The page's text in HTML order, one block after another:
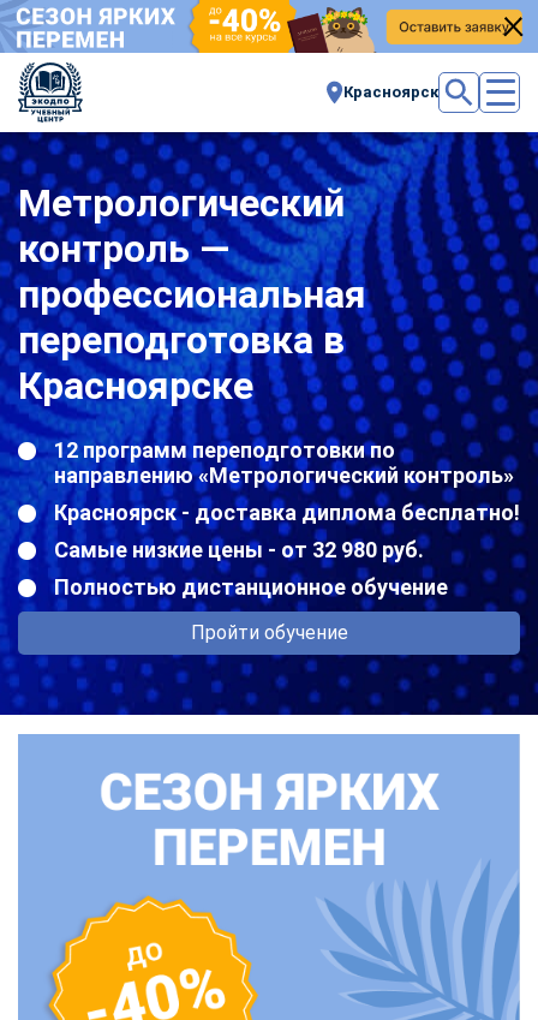
Красноярск
Метрологический
контроль —
профессиональная
переподготовка в
Красноярске
12 программ переподготовки по
направлению «Метрологический контроль»
Красноярск - доставка диплома бесплатно!
Самые низкие цены - от 32 980 руб.
Полностью дистанционное обучение
Пройти обучение